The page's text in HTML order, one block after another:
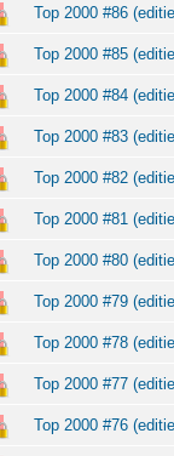
Top 2000 #86
Top 2000 #85
Top 2000 #84
Top 2000 #83
Top 2000 #82
Top 2000 #81
Top 2000 #80
Top 2000 #79
Top 2000 #78
Top 2000 #77
Top 2000 #76